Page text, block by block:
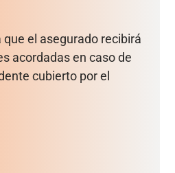
el asegurado recibirá
acordadas en caso de
cubierto por el